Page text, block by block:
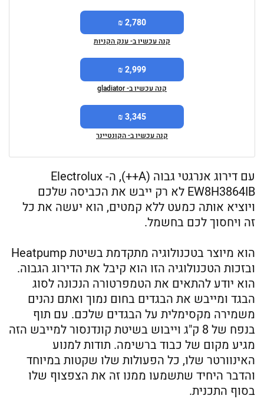
2,780 ₪
קנה עכשיו ב- ענק הקניות
2,999 ₪
קנה עכשיו ב- gladiator
3,345 ₪
קנה עכשיו ב- הקונטיינר
עם דירוג אנרגטי גבוה (A++), ה- Electrolux
EW8H3864IB לא רק ייבש את הכביסה שלכם
ויוציא אותה כמעט ללא קמטים, הוא יעשה את כל
זה ויחסוך לכם בחשמל.
הוא מיוצר בטכנולוגיה מתקדמת בשיטת Heatpump
ובזכות הטכנולוגיה הזו הוא קיבל את הדירוג הגבוה.
הוא יודע להתאים את הטמפרטורה הנכונה לסוג
הבגד ומייבש את הבגדים בחום נמוך ואתם נהנים
משמירה מקסימלית על הבגדים שלכם. עם תוף
בנפח של 8 ק"ג וייבוש בשיטת קונדנסור למייבש הזה
מגיע מקום של כבוד ברשימה. תודות למנוע
האינוורטר שלו, כל הפעולות שלו שקטות במיוחד
והדבר היחיד שתשמעו ממנו זה את הצפצוף שלו
בסוף התכנית.